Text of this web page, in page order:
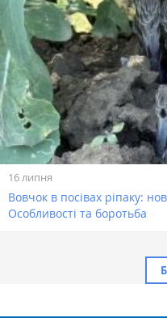
16 липня
Вовчок в посівах ріпаку:
Особливості та боротьба